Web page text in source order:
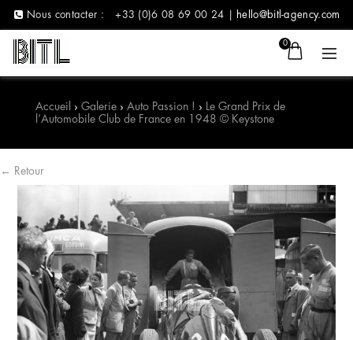
Nous contacter : +33 (0)6 08 69 00 24 | hello@bitl-agency.com
0
Accueil › Galerie› Auto Passion ! ›
Le Grand Prix de
l’Automobile Club de France en 1948 © Keystone
← Retour